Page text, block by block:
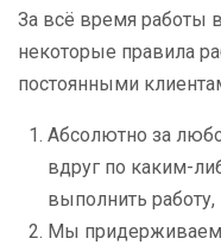
За всё время работы
некоторые правила
постоянными
Абсолютно за
вдруг по каким-
выполнить
Мы